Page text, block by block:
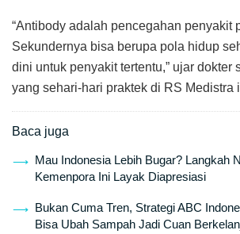
“Antibody adalah pencegahan penyakit
Sekundernya bisa berupa pola hidup
dini untuk penyakit tertentu,” ujar dokter
yang sehari-hari praktek di RS Medistra
Baca juga
Mau Indonesia Lebih Bugar? Langkah
Kemenpora Ini Layak Diapresiasi
Bukan Cuma Tren, Strategi ABC
Bisa Ubah Sampah Jadi Cuan